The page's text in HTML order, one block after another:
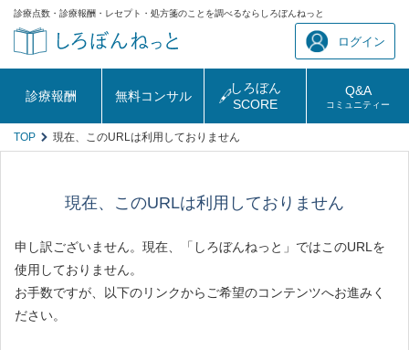
診療点数・診療報酬・レセプト・処方箋のことを調べるならしろぼんねっと
ログイン
診療報酬 無料コンサル
しろぼん
SCORE
Q&A
コミュニティー
TOP 現在、このURLは利用しておりません
現在、このURLは利用しておりません
申し訳ございません。現在、「しろぼんねっと」ではこのURLを
使用しておりません。
お手数ですが、以下のリンクからご希望のコンテンツへお進みく
ださい。